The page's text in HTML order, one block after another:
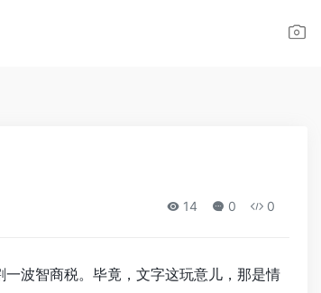
14 0 0
波智商税。毕竟，文字这玩意儿，那是情